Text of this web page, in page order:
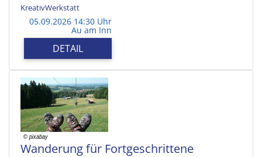
KreativWerkstatt
05.09.2026 14:30 Uhr
Au am Inn
DETAIL
Wanderung für Fortgeschrittene